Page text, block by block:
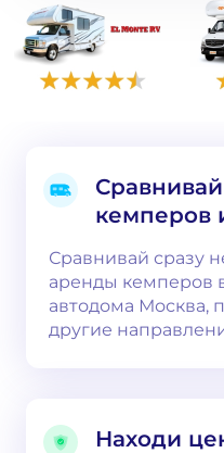
кемперов
Сравнивай сразу
аренды кемперов
автодома Москва,
другие
Находи